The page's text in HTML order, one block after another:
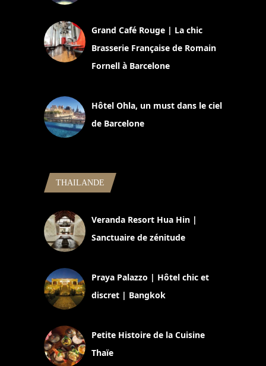
Grand Café Rouge | La chic
Brasserie Française de Romain
Fornell à Barcelone
Hôtel Ohla, un must dans le ciel
de Barcelone
THAILANDE
Veranda Resort Hua Hin |
Sanctuaire de zénitude
Praya Palazzo | Hôtel chic et
discret | Bangkok
Petite Histoire de la Cuisine
Thaïe